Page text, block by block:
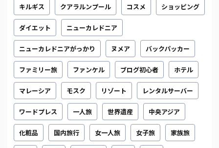
キルギス クアラルンプール コスメ ショッピング
ダイエット ニューカレドニア
ニューカレドニアがっかり ヌメア バックパッカー
ファミリー旅 ファンケル ブログ初心者 ホテル
マレーシア モスク リゾート レンタルサーバー
ワードプレス 一人旅 世界遺産 中央アジア
化粧品 国内旅行 女一人旅 女子旅 家族旅